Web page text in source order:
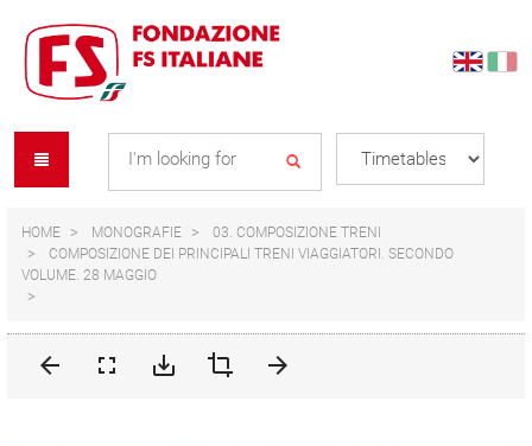
content
navigation
menu
HOME MONOGRAFIE
03. COMPOSIZIONE TRENI
COMPOSIZIONE DEI PRINCIPALI TRENI VIAGGIATORI. SECONDO
VOLUME. 28 MAGGIO